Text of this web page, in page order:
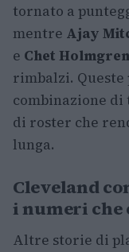
tornato a
mentre Ajay
e Chet Holmgren
rimbalzi.
combinazione
di roster che
lunga.
Cleveland
i numeri che
Altre storie di